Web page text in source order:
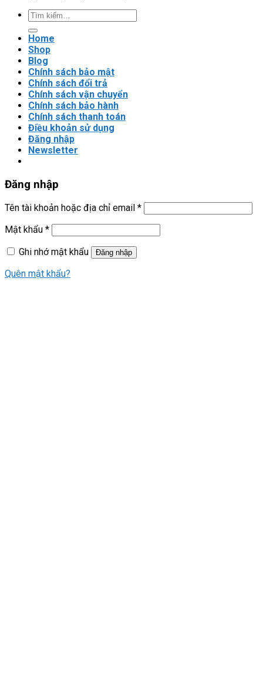
Tìm
kiếm:
Home
Shop
Blog
Chính sách bảo mật
Chính sách đổi trả
Chính sách vận chuyển
Chính sách bảo hành
Chính sách thanh toán
Điều khoản sử dụng
Đăng nhập
Newsletter
Đăng nhập
Tên tài khoản hoặc địa chỉ email *
Mật khẩu *
Ghi nhớ mật khẩu
Đăng nhập
Quên mật khẩu?